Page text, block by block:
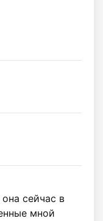
сейчас в
мной